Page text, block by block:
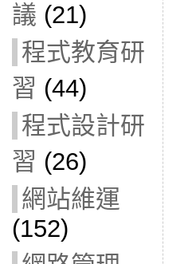
議 (21)
程式教育研
習 (44)
程式設計研
習 (26)
網站維運
(152)